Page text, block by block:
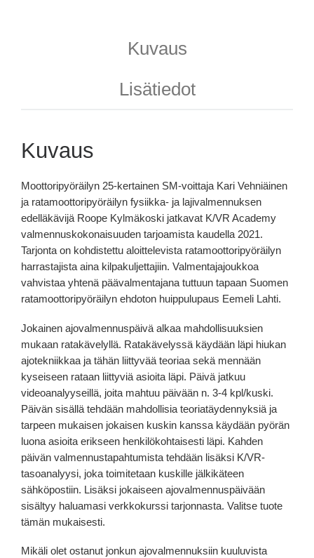
Kuvaus
Lisätiedot
Kuvaus
Moottoripyöräilyn 25-kertainen SM-voittaja Kari Vehniäinen
ja ratamoottoripyöräilyn fysiikka- ja lajivalmennuksen
edelläkävijä Roope Kylmäkoski jatkavat K/VR Academy
valmennuskokonaisuuden tarjoamista kaudella 2021.
Tarjonta on kohdistettu aloittelevista ratamoottoripyöräilyn
harrastajista aina kilpakuljettajiin. Valmentajajoukkoa
vahvistaa yhtenä päävalmentajana tuttuun tapaan Suomen
ratamoottoripyöräilyn ehdoton huippulupaus Eemeli Lahti.
Jokainen ajovalmennuspäivä alkaa mahdollisuuksien
mukaan ratakävelyllä. Ratakävelyssä käydään läpi hiukan
ajotekniikkaa ja tähän liittyvää teoriaa sekä mennään
kyseiseen rataan liittyviä asioita läpi. Päivä jatkuu
videoanalyyseillä, joita mahtuu päivään n. 3-4 kpl/kuski.
Päivän sisällä tehdään mahdollisia teoriatäydennyksiä ja
tarpeen mukaisen jokaisen kuskin kanssa käydään pyörän
luona asioita erikseen henkilökohtaisesti läpi. Kahden
päivän valmennustapahtumista tehdään lisäksi K/VR-
tasoanalyysi, joka toimitetaan kuskille jälkikäteen
sähköpostiin. Lisäksi jokaiseen ajovalmennuspäivään
sisältyy haluamasi verkkokurssi tarjonnasta. Valitse tuote
tämän mukaisesti.
Mikäli olet ostanut jonkun ajovalmennuksiin kuuluvista